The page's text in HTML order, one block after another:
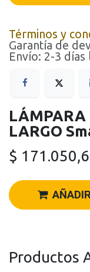
Términos y
Garantía de
Envío: 2-3
LÁMPARA
LARGO
$
Productos